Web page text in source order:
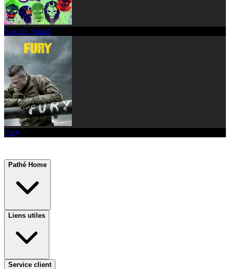
Suicide Squad
Fury
Pathé Home
Liens utiles
Service client